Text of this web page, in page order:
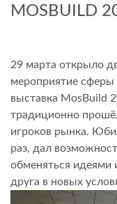
MOSBUILD
29 марта открыло
мероприятие сферы
выставка MosBuild
традиционно
игроков рынка.
раз, дал
обменяться идеями
друга в новых